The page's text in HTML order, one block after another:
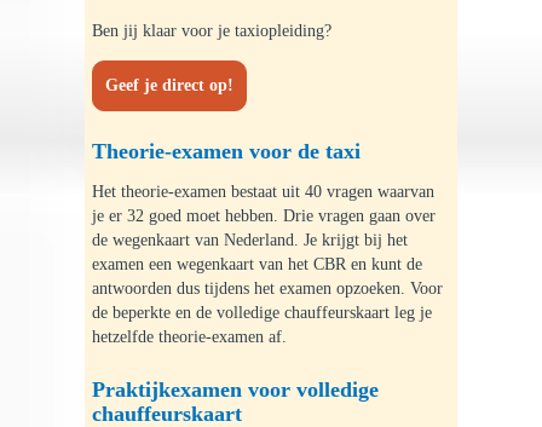
Ben jij klaar voor je taxiopleiding?
Geef je direct op!
Theorie-examen voor de taxi
Het theorie-examen bestaat uit 40 vragen waarvan
je er 32 goed moet hebben. Drie vragen gaan over
de wegenkaart van Nederland. Je krijgt bij het
examen een wegenkaart van het CBR en kunt de
antwoorden dus tijdens het examen opzoeken. Voor
de beperkte en de volledige chauffeurskaart leg je
hetzelfde theorie-examen af.
Praktijkexamen voor volledige
chauffeurskaart
Praktijkles
Autorijles
Autorijles 16- en 17-jarigen
Motorrijles
Motorrijles jonger dan 24
Opfriscursus
Aanhangwagen